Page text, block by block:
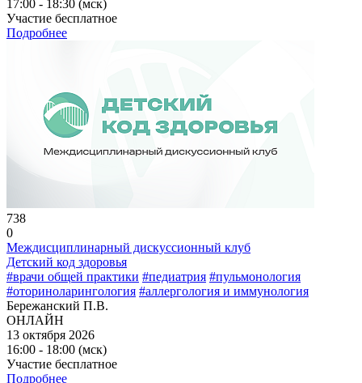
17:00 - 18:30 (мск)
Участие бесплатное
Подробнее
738
0
Междисциплинарный дискуссионный клуб
Детский код здоровья
#врачи общей практики #педиатрия #пульмонология
#оториноларингология #аллергология и иммунология
Бережанский П.В.
ОНЛАЙН
13 октября 2026
16:00 - 18:00 (мск)
Участие бесплатное
Подробнее